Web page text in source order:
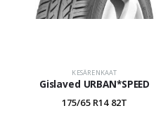
KESÄRENKAAT
Gislaved URBAN*SPEED
175/65 R14 82T